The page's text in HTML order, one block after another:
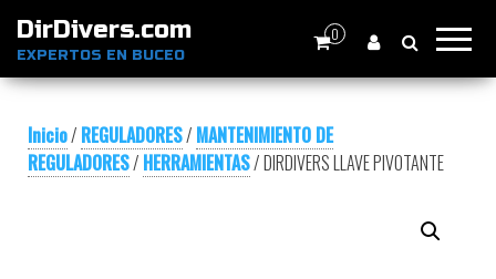
DirDivers.com
EXPERTOS EN BUCEO
0
Inicio/ REGULADORES/ MANTENIMIENTO DE
REGULADORES/ HERRAMIENTAS/ DIRDIVERS LLAVE PIVOTANTE